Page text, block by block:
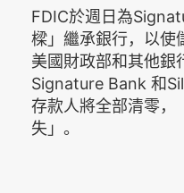
FDIC於週日為
樑」繼承銀行，以使
美國財政部和其他銀
Signature Bank 和
存款人將全部清零，
失」。